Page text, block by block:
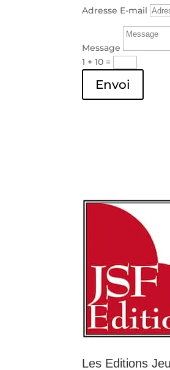
Adresse E-mail
Message
1 + 10 =
Envoi
Les Editions